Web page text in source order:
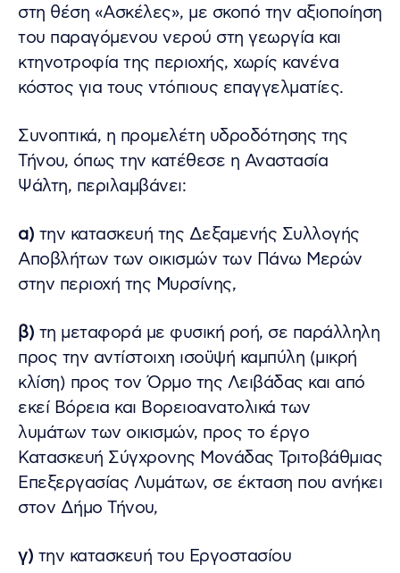
στη θέση «Ασκέλες», με σκοπό την αξιοποίηση
του παραγόμενου νερού στη γεωργία και
κτηνοτροφία της περιοχής, χωρίς κανένα
κόστος για τους ντόπιους επαγγελματίες.
Συνοπτικά, η προμελέτη υδροδότησης της
Τήνου, όπως την κατέθεσε η Αναστασία
Ψάλτη, περιλαμβάνει:
α) την κατασκευή της Δεξαμενής Συλλογής
Αποβλήτων των οικισμών των Πάνω Μερών
στην περιοχή της Μυρσίνης,
β) τη μεταφορά με φυσική ροή, σε παράλληλη
προς την αντίστοιχη ισοϋψή καμπύλη (μικρή
κλίση) προς τον Όρμο της Λειβάδας και από
εκεί Βόρεια και Βορειοανατολικά των
λυμάτων των οικισμών, προς το έργο
Κατασκευή Σύγχρονης Μονάδας Τριτοβάθμιας
Επεξεργασίας Λυμάτων, σε έκταση που ανήκει
στον Δήμο Τήνου,
γ) την κατασκευή του Εργοστασίου